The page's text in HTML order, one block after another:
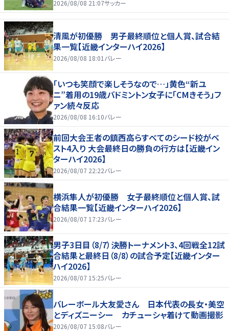
2026/08/08 21:07サッカー
清風が初優勝 男子最終順位と個人賞、試合結
果一覧【近畿インターハイ2026】
2026/08/08 18:01 バレー
「いつも笑顔で楽しそうなので…」黄色“新ユ
ニ”着用の19歳バドミントン女子に「CMきそう」フ
ァン続々反応
2026/08/08 16:10バレー
前回大会王者の鎮西高らすべてのシード校がベ
スト4入り 大会最終日の勝負の行方は【近畿イン
ターハイ2026】
2026/08/07 22:22バレー
横浜隼人が初優勝 女子最終順位と個人賞、試
合結果一覧【近畿インターハイ2026】
2026/08/07 17:23バレー
男子3日目（8/7）決勝トーナメント3、4回戦全12試
合結果と最終日（8/8）の試合予定【近畿インター
ハイ2026】
2026/08/07 15:25バレー
バレーボール大友愛さん 日本代表の長女・美空
とディズニーシー カチューシャ着けて動画撮影
2026/08/07 15:08バレー